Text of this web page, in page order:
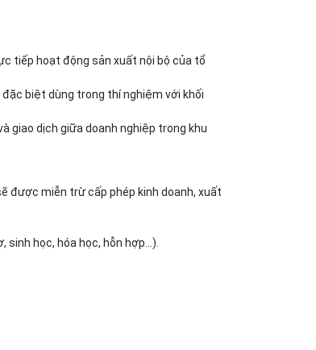
tiếp hoạt động sản xuất nội bộ của tổ
biệt dùng trong thí nghiệm với khối
giao dịch giữa doanh nghiệp trong khu
được miễn trừ cấp phép kinh doanh, xuất
học, hóa học, hỗn hợp...).